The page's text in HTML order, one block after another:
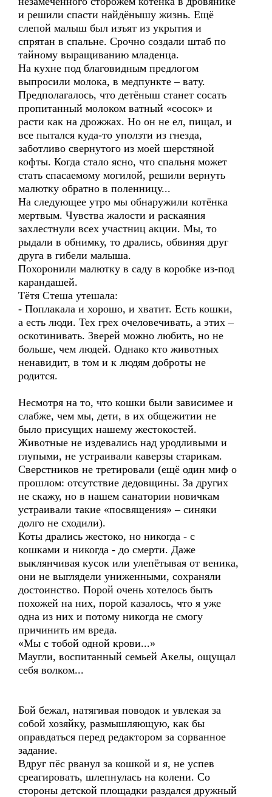
и решили спасти найдёнышу жизнь. Ещё
слепой малыш был изъят из укрытия и
спрятан в спальне. Срочно создали штаб по
тайному выращиванию младенца.
На кухне под благовидным предлогом
выпросили молока, в медпункте – вату.
Предполагалось, что детёныш станет сосать
пропитанный молоком ватный «сосок» и
расти как на дрожжах. Но он не ел, пищал, и
все пытался куда-то уползти из гнезда,
заботливо свернутого из моей шерстяной
кофты. Когда стало ясно, что спальня может
стать спасаемому могилой, решили вернуть
малютку обратно в поленницу...
На следующее утро мы обнаружили котёнка
мертвым. Чувства жалости и раскаяния
захлестнули всех участниц акции. Мы, то
рыдали в обнимку, то дрались, обвиняя друг
друга в гибели малыша.
Похоронили малютку в саду в коробке из-под
карандашей.
Тётя Стеша утешала:
- Поплакала и хорошо, и хватит. Есть кошки,
а есть люди. Тех грех очеловечивать, а этих –
оскотинивать. Зверей можно любить, но не
больше, чем людей. Однако кто животных
ненавидит, в том и к людям доброты не
родится.
Несмотря на то, что кошки были зависимее и
слабже, чем мы, дети, в их общежитии не
было присущих нашему жестокостей.
Животные не издевались над уродливыми и
глупыми, не устраивали каверзы старикам.
Сверстников не третировали (ещё один миф о
прошлом: отсутствие дедовщины. За других
не скажу, но в нашем санатории новичкам
устраивали такие «посвящения» – синяки
долго не сходили).
Коты дрались жестоко, но никогда - с
кошками и никогда - до смерти. Даже
выклянчивая кусок или улепётывая от веника,
они не выглядели униженными, сохраняли
достоинство. Порой очень хотелось быть
похожей на них, порой казалось, что я уже
одна из них и потому никогда не смогу
причинить им вреда.
«Мы с тобой одной крови...»
Маугли, воспитанный семьей Акелы, ощущал
себя волком...
Бой бежал, натягивая поводок и увлекая за
собой хозяйку, размышляющую, как бы
оправдаться перед редактором за сорванное
задание.
Вдруг пёс рванул за кошкой и я, не успев
среагировать, шлепнулась на колени. Со
стороны детской площадки раздался дружный